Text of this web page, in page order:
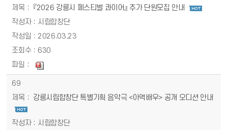
『2026 강릉시 페스티벌 콰이어』 추가 단원모집 안내
시립합창단
2026.03.23
630
69
강릉시립합창단 특별기획 음악극 <아역배우> 공개 오디션 안내
시립합창단